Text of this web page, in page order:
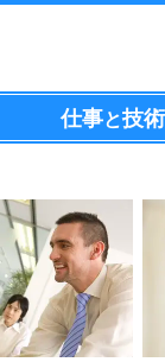
仕事と技術